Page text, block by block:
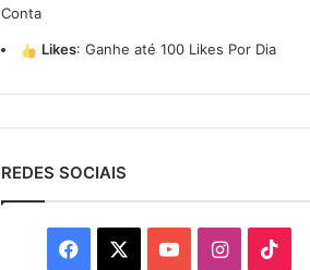
Conta
Likes: Ganhe até 100 Likes Por Dia
REDES SOCIAIS
Facebook YouTubeInstagram